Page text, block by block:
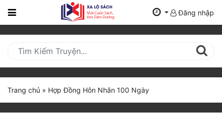
Trang
Mới
Cập
Nhật
(current)
Đăng nhập
Trang chủ » Hợp Đồng Hôn Nhân 100 Ngày